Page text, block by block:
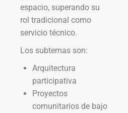
espacio, superando su
rol tradicional como
servicio técnico.
Los subtemas son:
Arquitectura
participativa
Proyectos
comunitarios de bajo